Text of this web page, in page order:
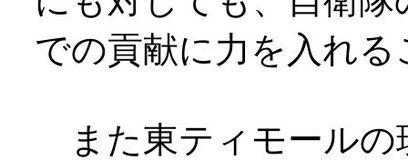
での貢献に力を入れ
また東ティモールの